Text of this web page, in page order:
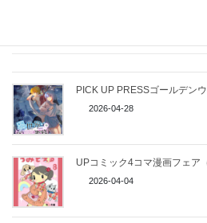
PICK UP PRESSゴールデン
2026-04-28
UPコミック4コマ漫画フェア
2026-04-04